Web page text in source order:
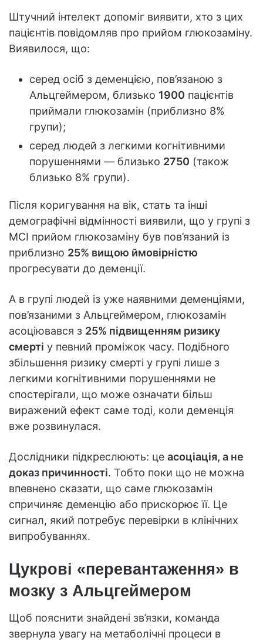
Штучний інтелект допоміг виявити, хто з цих
пацієнтів повідомляв про прийом глюкозаміну.
Виявилося, що:
серед осіб з деменцією, пов’язаною з
Альцгеймером, близько 1900 пацієнтів
приймали глюкозамін (приблизно 8%
групи);
серед людей з легкими когнітивними
порушеннями — близько 2750 (також
близько 8% групи).
Після коригування на вік, стать та інші
демографічні відмінності виявили, що у групі з
MCI прийом глюкозаміну був пов’язаний із
приблизно 25% вищою ймовірністю
прогресувати до деменції.
А в групі людей із уже наявними деменціями,
пов’язаними з Альцгеймером, глюкозамін
асоціювався з 25% підвищенням ризику
смерті у певний проміжок часу. Подібного
збільшення ризику смерті у групі лише з
легкими когнітивними порушеннями не
спостерігали, що може означати більш
виражений ефект саме тоді, коли деменція
вже розвинулася.
Дослідники підкреслюють: це асоціація, а не
доказ причинності. Тобто поки що не можна
впевнено сказати, що саме глюкозамін
спричиняє деменцію або прискорює її. Це
сигнал, який потребує перевірки в клінічних
випробуваннях.
Цукрові «перевантаження» в
мозку з Альцгеймером
Щоб пояснити знайдені зв’язки, команда
звернула увагу на метаболічні процеси в